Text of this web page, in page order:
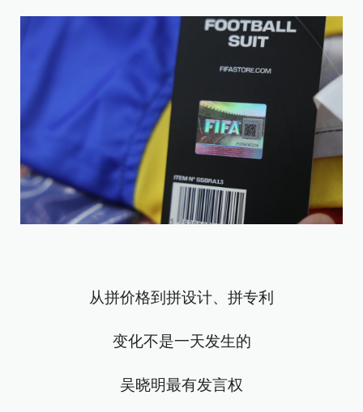
从拼价格到拼设计、拼专利
变化不是一天发生的
吴晓明最有发言权